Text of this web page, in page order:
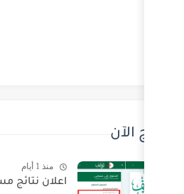
اعلان نتائج مسابقة توظيف الأساتذة -